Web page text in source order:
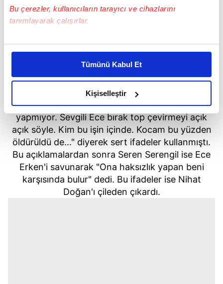
Bu çerezler, kullanıcıların tarayıcı ve cihazlarını
tanımlayarak çalışırlar.
Bu çerezlere izin vermeniz halinde sizlere özel
daha iyi reklam deneyimi yaşatabiliriz. Bunu yaparken
amacımızın size daha iyi bir reklam deneyimi sunmak
olduğunu ve sizlere en iyi içerikleri sunabilmek adına
elimizden gelen çabayı gösterdiğimizi ve bu noktada,
reklamların maliyetlerimizi karşılamak noktasında tek gelir
kalemimiz olduğunu sizlere hatırlatmak isteriz.
Her halükârda, kullanıcılar, bu çerezlere izin vermedikleri
takdirde, kullanıcılara hedefli reklamlar
gösterilmeyecektir."
Sizlere daha iyi bir hizmet sunabilmek için İnternet
Tümünü Kabul Et
Kişiselleştir
Nihat Doğan Şafak Mahmutyazıcıoğlu'nun
öldürülmesine dair Ece Erken'i hedef almış ve
"Ece soru işaretleri oluşturup net açıklama
yapmıyor. Sevgili Ece bırak top çevirmeyi açık
açık söyle. Kim bu işin içinde. Kocam bu yüzden
öldürüldü de..." diyerek sert ifadeler kullanmıştı.
Bu açıklamalardan sonra Seren Serengil ise Ece
Erken'i savunarak "Ona haksızlık yapan beni
karşısında bulur" dedi. Bu ifadeler ise Nihat
Doğan'ı çileden çıkardı.